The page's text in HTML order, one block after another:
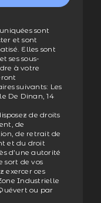
sont
et sont
Elles sont
ses sous-
à votre
suivants: Les
De Dinan, 14
de droits
de
de retrait de
et du droit
d’une autorité
sort de vos
exercer ces
Industrielle
ou par